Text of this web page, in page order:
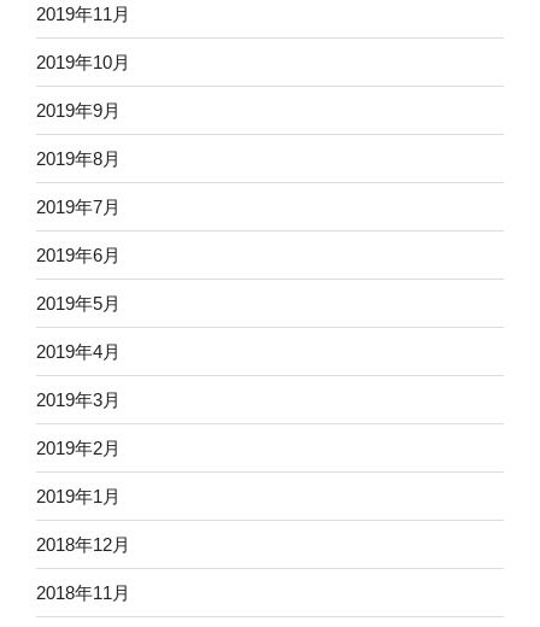
2019年11月
2019年10月
2019年9月
2019年8月
2019年7月
2019年6月
2019年5月
2019年4月
2019年3月
2019年2月
2019年1月
2018年12月
2018年11月